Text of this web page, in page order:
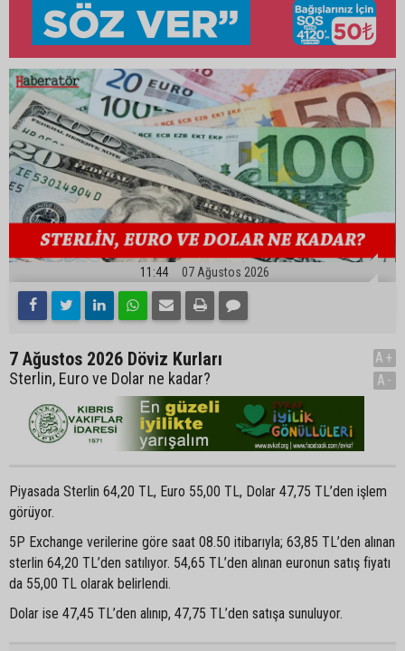
11:44 07 Ağustos 2026
7 Ağustos 2026 Döviz Kurları
Sterlin, Euro ve Dolar ne kadar?
A+
A-
Piyasada Sterlin 64,20 TL, Euro 55,00 TL, Dolar 47,75 TL’den işlem
görüyor.
5P Exchange verilerine göre saat 08.50 itibarıyla; 63,85 TL’den alınan
sterlin 64,20 TL’den satılıyor. 54,65 TL’den alınan euronun satış fiyatı
da 55,00 TL olarak belirlendi.
Dolar ise 47,45 TL’den alınıp, 47,75 TL’den satışa sunuluyor.